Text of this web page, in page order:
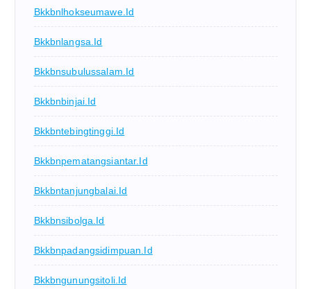
Bkkbnlhokseumawe.id
Bkkbnlangsa.id
Bkkbnsubulussalam.id
Bkkbnbinjai.id
Bkkbntebingtinggi.id
Bkkbnpematangsiantar.id
Bkkbntanjungbalai.id
Bkkbnsibolga.id
Bkkbnpadangsidimpuan.id
Bkkbngunungsitoli.id